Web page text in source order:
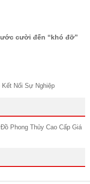
cười đến “khó đỡ”